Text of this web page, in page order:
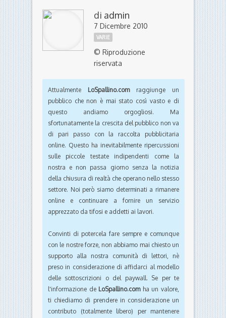
di admin
7 Dicembre 2010
VARIE
© Riproduzione
riservata
Attualmente LoSpallino.comraggiunge un
pubblico che non è mai stato così vasto e di
questo andiamo orgogliosi. Ma
sfortunatamente la crescita del pubblico non va
di pari passo con la raccolta pubblicitaria
online. Questo ha inevitabilmente ripercussioni
sulle piccole testate indipendenti come la
nostra e non passa giorno senza la notizia
della chiusura di realtà che operano nello stesso
settore. Noi però siamo determinati a rimanere
online e continuare a fornire un servizio
apprezzato da tifosi e addetti ai lavori.
Convinti di potercela fare sempre e comunque
con le nostre forze, non abbiamo mai chiesto un
supporto alla nostra comunità di lettori, nè
preso in considerazione di affidarci al modello
delle sottoscrizioni o del paywall. Se per te
l'informazione de LoSpallino.comha un valore,
ti chiediamo di prendere in considerazione un
contributo (totalmente libero) per mantenere